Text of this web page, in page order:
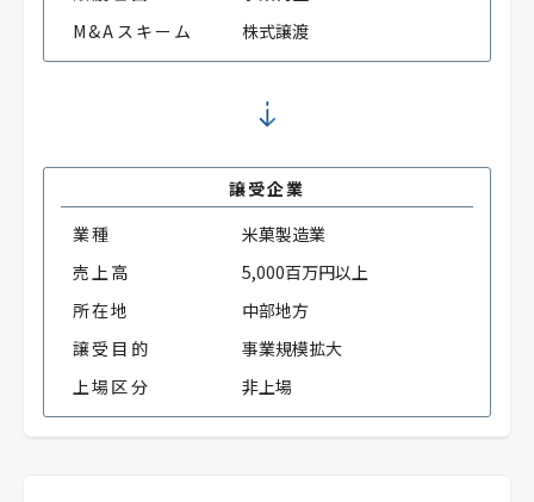
M&Aスキーム
株式譲渡
譲受企業
業種
米菓製造業
売上高
5,000百万円以上
所在地
中部地方
譲受目的
事業規模拡大
上場区分
非上場